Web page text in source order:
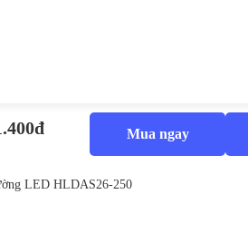
Mua ngay
LED HLDAS26-250